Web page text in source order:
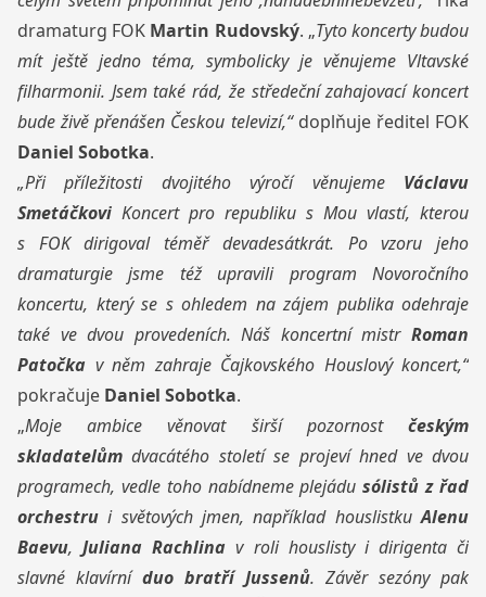
dramaturg FOK Martin Rudovský. „Tyto koncerty budou
mít ještě jedno téma, symbolicky je věnujeme Vltavské
filharmonii. Jsem také rád, že středeční zahajovací koncert
bude živě přenášen Českou televizí,“ doplňuje ředitel FOK
Daniel Sobotka.
„Při příležitosti dvojitého výročí věnujeme Václavu
Smetáčkovi Koncert pro republiku s Mou vlastí, kterou
s FOK dirigoval téměř devadesátkrát. Po vzoru jeho
dramaturgie jsme též upravili program Novoročního
koncertu, který se s ohledem na zájem publika odehraje
také ve dvou provedeních. Náš koncertní mistr Roman
Patočka v něm zahraje Čajkovského Houslový koncert,“
pokračuje Daniel Sobotka.
„Moje ambice věnovat širší pozornost českým
skladatelům dvacátého století se projeví hned ve dvou
programech, vedle toho nabídneme plejádusólistů z řad
orchestru i světových jmen, například houslistkuAlenu
Baevu,Juliana Rachlina v roli houslisty i dirigenta či
slavné klavírní duo bratří Jussenů. Závěr sezóny pak